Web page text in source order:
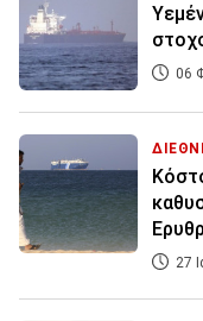
06
27